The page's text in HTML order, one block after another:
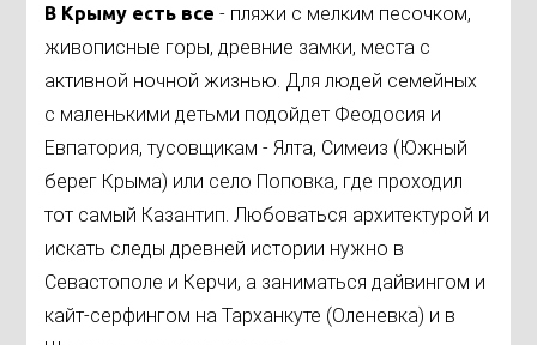
В Крыму есть все - пляжи с мелким песочком,
живописные горы, древние замки, места с
активной ночной жизнью. Для людей семейных
с маленькими детьми подойдет Феодосия и
Евпатория, тусовщикам - Ялта, Симеиз (Южный
берег Крыма) или село Поповка, где проходил
тот самый Казантип. Любоваться архитектурой и
искать следы древней истории нужно в
Севастополе и Керчи, а заниматься дайвингом и
кайт-серфингом на Тарханкуте (Оленевка) и в